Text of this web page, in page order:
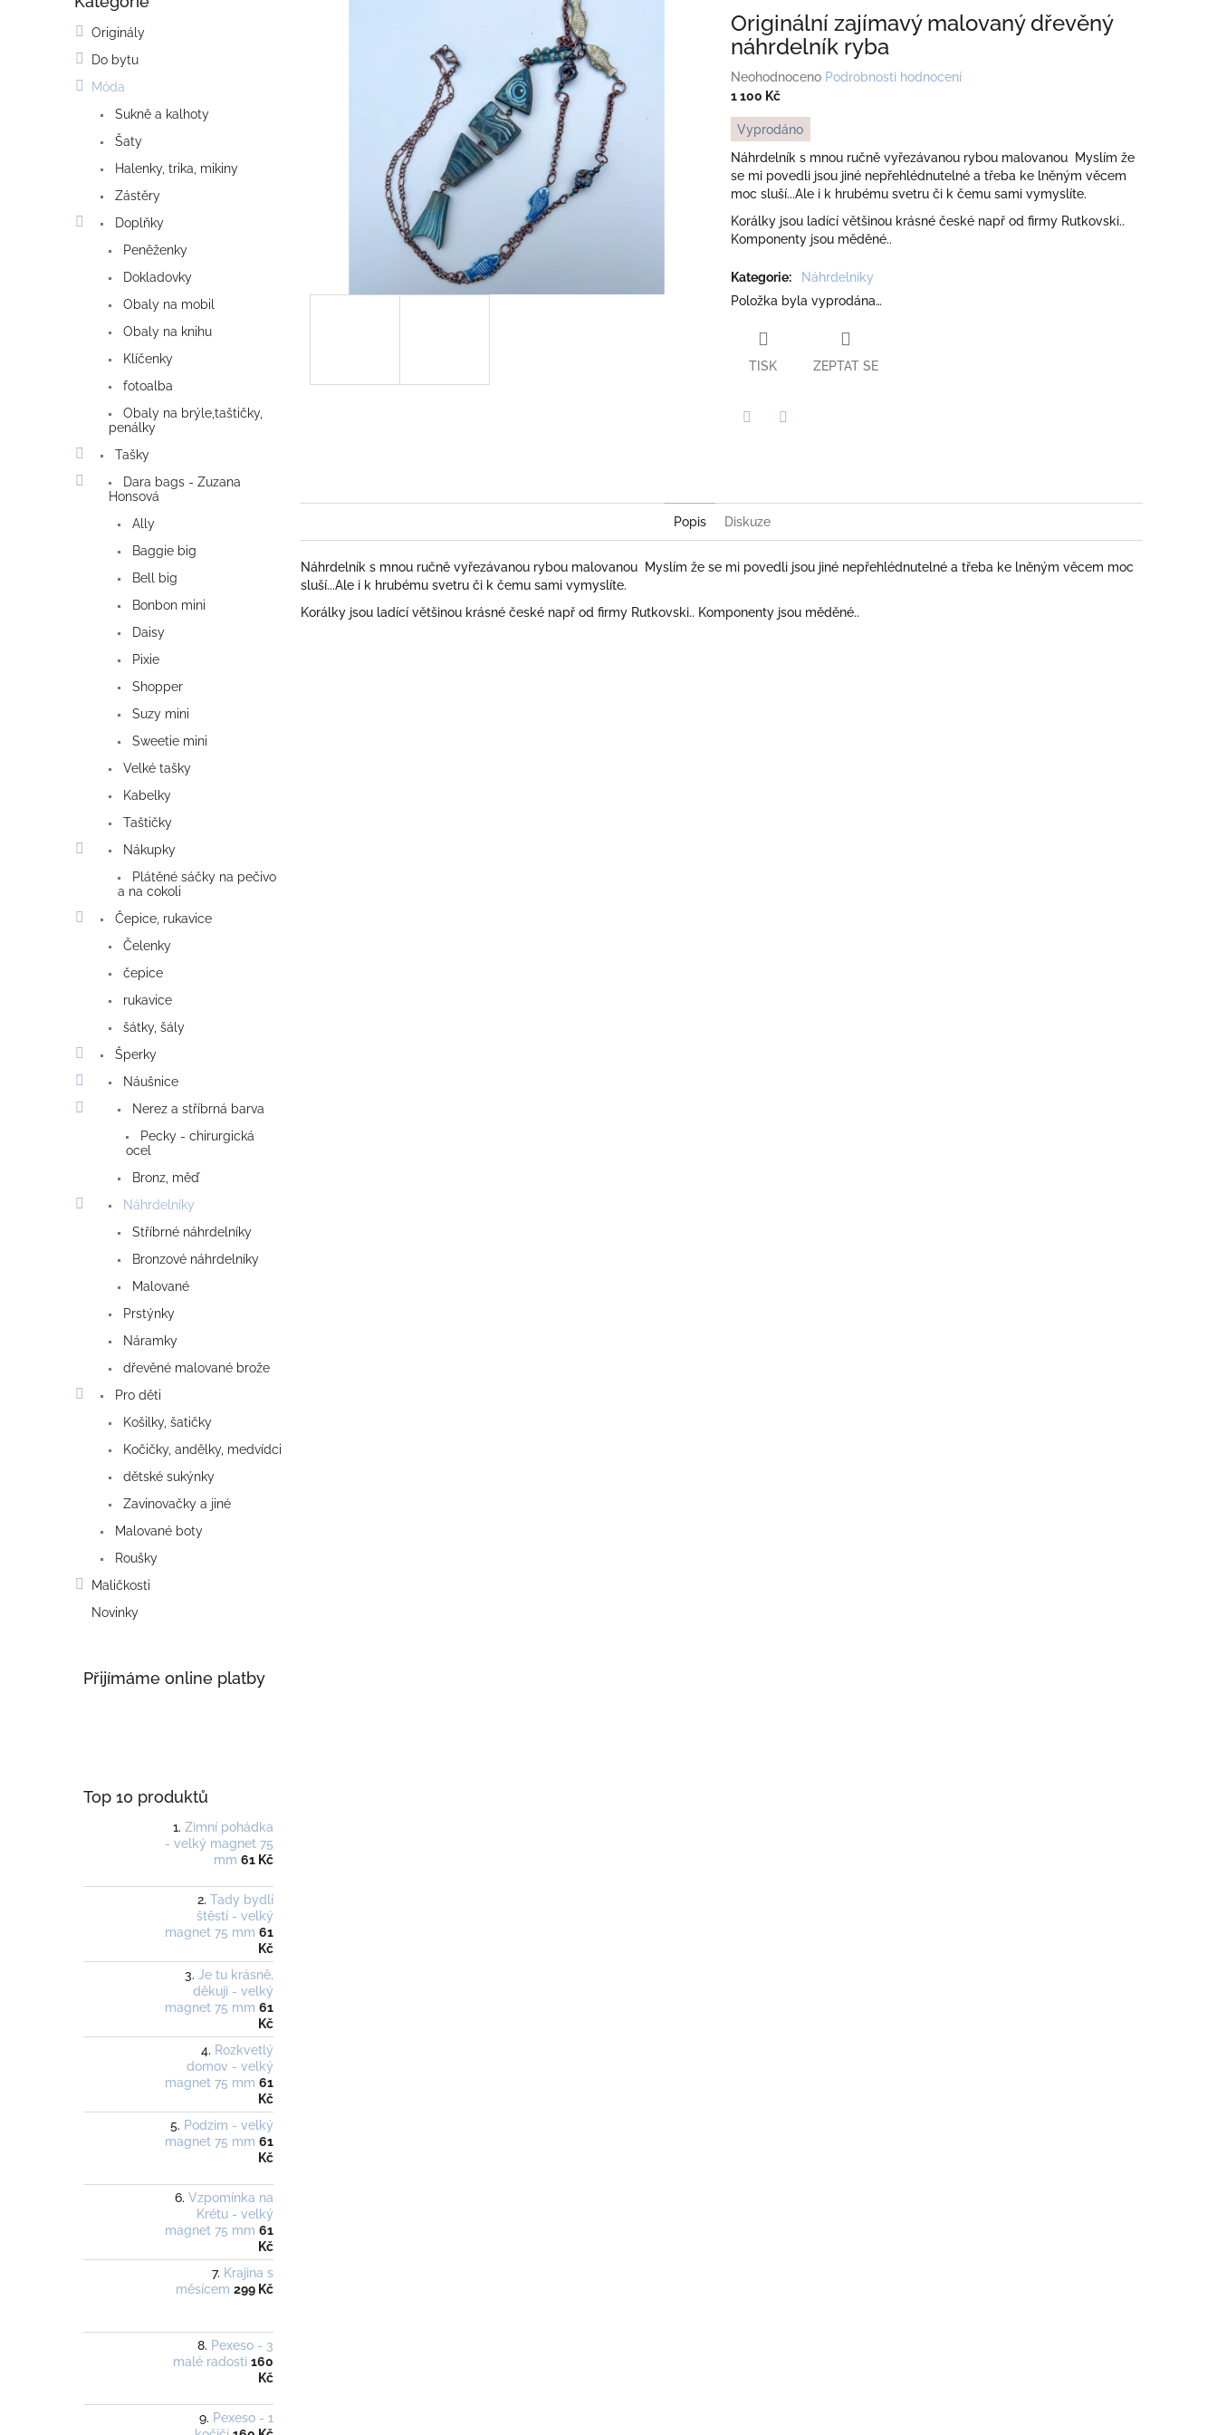
Originály
Do bytu
Móda
Sukně a kalhoty
Šaty
Halenky, trika, mikiny
Zástěry
Doplňky
Peněženky
Dokladovky
Obaly na mobil
Obaly na knihu
Klíčenky
fotoalba
Obaly na brýle,taštičky,
penálky
Tašky
Dara bags - Zuzana
Honsová
Ally
Baggie big
Bell big
Bonbon mini
Daisy
Pixie
Shopper
Suzy mini
Sweetie mini
Velké tašky
Kabelky
Taštičky
Nákupky
Plátěné sáčky na pečivo
a na cokoli
Čepice, rukavice
Čelenky
čepice
rukavice
šátky, šály
Šperky
Náušnice
Nerez a stříbrná barva
Pecky - chirurgická
ocel
Bronz, měď
Náhrdelníky
Stříbrné náhrdelníky
Bronzové náhrdelníky
Malované
Prstýnky
Náramky
dřevěné malované brože
Pro děti
Košilky, šatičky
Kočičky, andělky, medvídci
dětské sukýnky
Zavinovačky a jiné
Malované boty
Roušky
Maličkosti
Novinky
Přijímáme online platby
Top 10 produktů
Zimní pohádka
- velký magnet 75
mm 61 Kč
Tady bydlí
štěstí - velký
magnet 75 mm 61
Kč
Je tu krásně,
děkuji - velký
magnet 75 mm 61
Kč
Rozkvetlý
domov - velký
magnet 75 mm 61
Kč
Podzim - velký
magnet 75 mm 61
Kč
Vzpomínka na
Krétu - velký
magnet 75 mm 61
Kč
Krajina s
měsícem 299 Kč
Pexeso - 3
malé radosti 160
Kč
Pexeso - 1
Originální zajímavý malovaný dřevěný
náhrdelník ryba
Průměrné
hodnocení
je
0,0
z
5
hvězdiček.
Neohodnoceno Podrobnosti hodnocení
1 100 Kč
Měrná
cena:
Vyprodáno
Náhrdelník s mnou ručně vyřezávanou rybou malovanou Myslím že
se mi povedli jsou jiné nepřehlédnutelné a třeba ke lněným věcem
moc sluší...Ale i k hrubému svetru či k čemu sami vymyslíte.
Korálky jsou ladící většinou krásné české např od firmy Rutkovski..
Komponenty jsou měděné..
Kategorie:
Náhrdelníky
Položka byla vyprodána…
TISK ZEPTAT SE
Popis Diskuze
Náhrdelník s mnou ručně vyřezávanou rybou malovanou Myslím že se mi povedli jsou jiné nepřehlédnutelné a třeba ke lněným věcem moc
sluší...Ale i k hrubému svetru či k čemu sami vymyslíte.
Korálky jsou ladící většinou krásné české např od firmy Rutkovski.. Komponenty jsou měděné..